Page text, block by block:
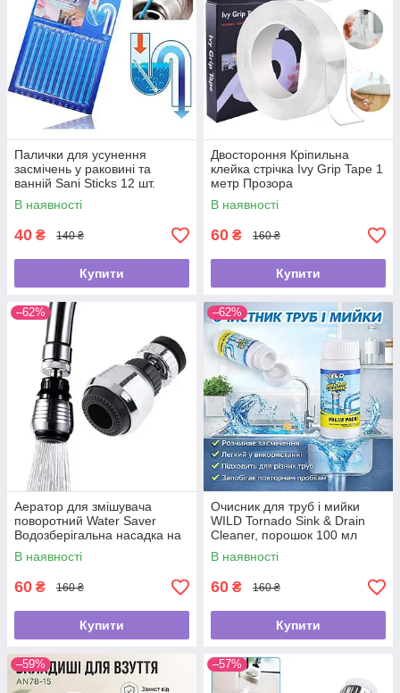
Палички для усунення
засмічень у раковині та
ванній Sani Sticks 12 шт.
В наявності
40 ₴ 140 ₴
Купити
Двостороння Кріпильна
клейка стрічка Ivy Grip Tape 1
метр Прозора
В наявності
60 ₴ 160 ₴
Купити
–62%
Аератор для змішувача
поворотний Water Saver
Водозберігальна насадка на
кран
В наявності
60 ₴ 160 ₴
Купити
–62%
Очисник для труб і мийки
WILD Tornado Sink & Drain
Cleaner, порошок 100 мл
В наявності
60 ₴ 160 ₴
Купити
–59% –57%